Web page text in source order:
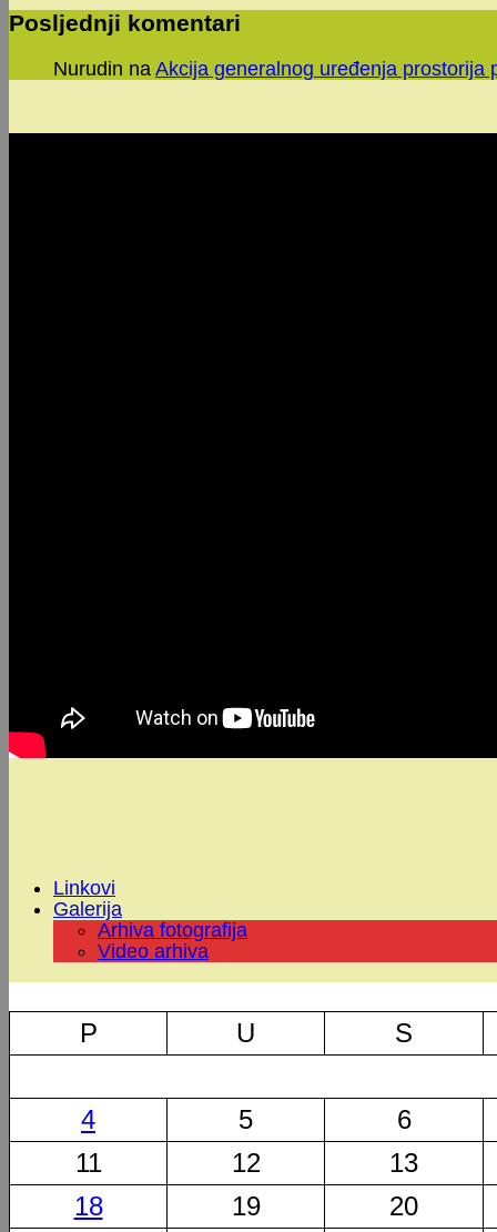
Posljednji komentari
Nurudin na Akcija generalnog uređenja prostorija
Linkovi
Galerija
Arhiva fotografija
Video arhiva
P U S
4 5
6
11
12
13
18
19
20